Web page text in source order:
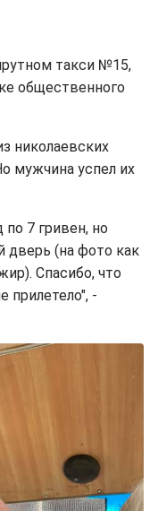
такси №15,
общественного
николаевских
мужчина успел их
7 гривен, но
дверь (на фото как
Спасибо, что
прилетело", -